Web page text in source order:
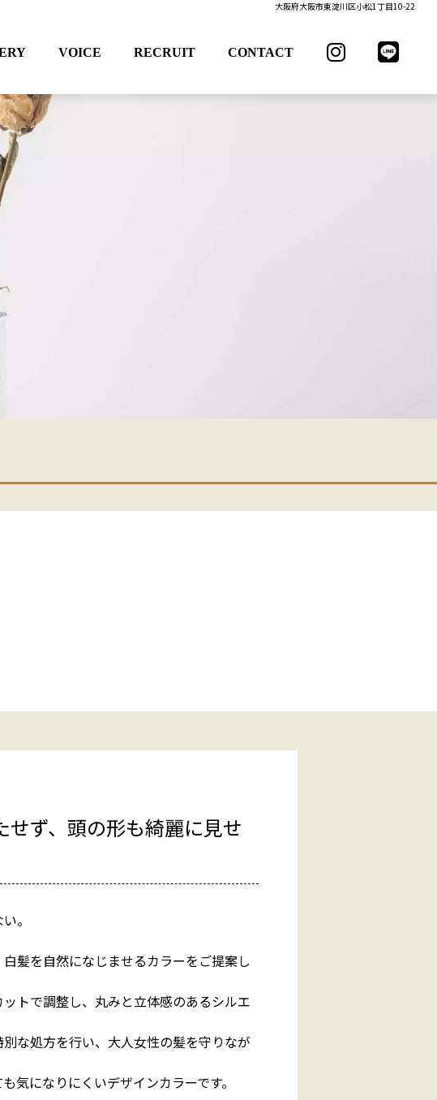
大阪府大阪市東淀川区小松1丁目10-22
VOICE RECRUIT CONTACT
せず、頭の形も綺麗に見せ
。
髪を自然になじませるカラーをご提案し
トで調整し、丸みと立体感のあるシルエ
な処方を行い、大人女性の髪を守りなが
気になりにくいデザインカラーです。